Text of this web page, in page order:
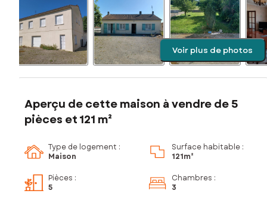
Voir plus de photos
Aperçu de cette maison à vendre de 5
pièces et 121 m²
Type de logement :
Maison
Surface habitable :
121m²
Pièces :
5
Chambres :
3